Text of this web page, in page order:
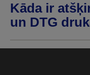
Kāda ir
un DTG